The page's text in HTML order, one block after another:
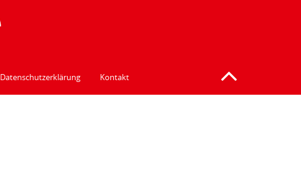
Datenschutzerklärung Kontakt